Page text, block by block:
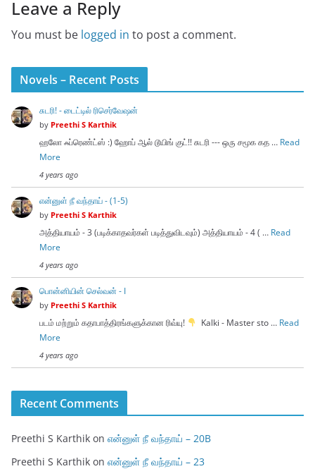
Leave a Reply
You must be logged in to post a comment.
Novels – Recent Posts
சுடரி! - டைட்டில் ரிசெர்வேஷன்
by Preethi S Karthik
ஹலோ ஃப்ரெண்ட்ஸ் :) ஹோப் ஆல் டூயிங் குட்!! சுடரி --- ஒரு சமூக கத … Read
More
4 years ago
என்னுள் நீ வந்தாய் - (1-5)
by Preethi S Karthik
அத்தியாயம் - 3 (படிக்காதவர்கள் படித்துவிடவும்) அத்தியாயம் - 4 ( … Read
More
4 years ago
பொன்னியின் செல்வன் - I
by Preethi S Karthik
படம் மற்றும் கதாபாத்திரங்களுக்கான ரிவ்யு! Kalki - Master sto … Read
More
4 years ago
Recent Comments
Preethi S Karthik on என்னுள் நீ வந்தாய் – 20B
Preethi S Karthik on என்னுள் நீ வந்தாய் – 23